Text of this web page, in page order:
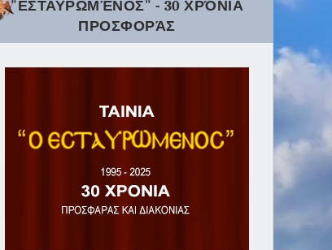
"ΕΣΤΑΥΡΩΜΈΝΟΣ" - 30 ΧΡΌΝΙΑ
ΠΡΟΣΦΟΡΆΣ